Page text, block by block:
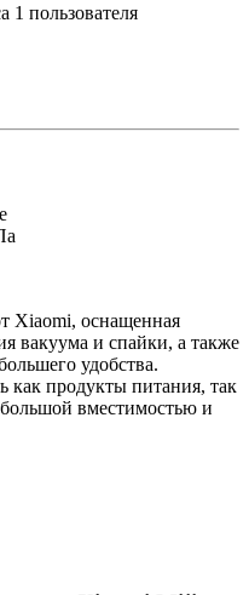
1 пользователя
Xiaomi, оснащенная
вакуума и спайки, а также
удобства.
как продукты питания, так
вместимостью и